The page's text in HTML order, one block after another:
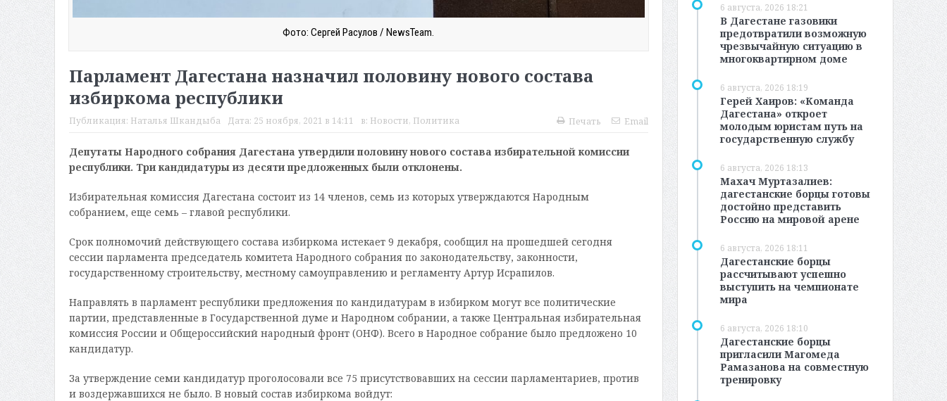
Фото: Сергей Расулов / NewsTeam.
Парламент Дагестана назначил половину нового состава
избиркома республики
Публикация: Наталья Шкандыба Дата: 25 ноября, 2021 в 14:11 в: Новости, Политика Печать Email
Депутаты Народного собрания Дагестана утвердили половину нового состава избирательной комиссии
республики. Три кандидатуры из десяти предложенных были отклонены.
Избирательная комиссия Дагестана состоит из 14 членов, семь из которых утверждаются Народным
собранием, еще семь – главой республики.
Срок полномочий действующего состава избиркома истекает 9 декабря, сообщил на прошедшей сегодня
сессии парламента председатель комитета Народного собрания по законодательству, законности,
государственному строительству, местному самоуправлению и регламенту Артур Исрапилов.
Направлять в парламент республики предложения по кандидатурам в избирком могут все политические
партии, представленные в Государственной думе и Народном собрании, а также Центральная избирательная
комиссия России и Общероссийский народный фронт (ОНФ). Всего в Народное собрание было предложено 10
кандидатур.
За утверждение семи кандидатур проголосовали все 75 присутствовавших на сессии парламентариев, против
и воздержавшихся не было. В новый состав избиркома войдут:
6 августа, 2026 18:21
В Дагестане газовики
предотвратили возможную
чрезвычайную ситуацию в
многоквартирном доме
6 августа, 2026 18:19
Герей Хаиров: «Команда
Дагестана» откроет
молодым юристам путь на
государственную службу
6 августа, 2026 18:13
Махач Муртазалиев:
дагестанские борцы готовы
достойно представить
Россию на мировой арене
6 августа, 2026 18:11
Дагестанские борцы
рассчитывают успешно
выступить на чемпионате
мира
6 августа, 2026 18:10
Дагестанские борцы
пригласили Магомеда
Рамазанова на совместную
тренировку